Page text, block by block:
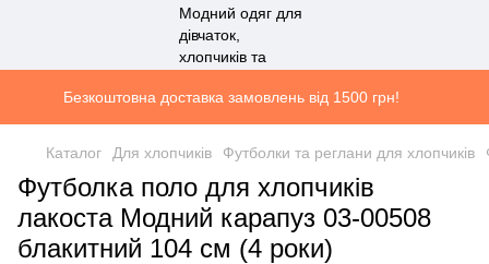
Безкоштовна доставка замовлень від 1500 грн!
Каталог Для хлопчиків Футболки та реглани для хлопчиків
Футболка поло для хлопчиків
лакоста Модний карапуз 03-00508
блакитний 104 см (4 роки)